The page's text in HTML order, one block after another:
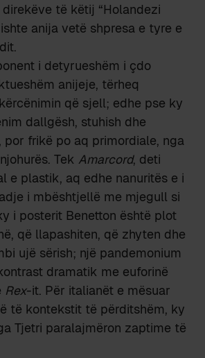
të këtij “Holandezi
anija vetë shpresa e tyre e
i detyrueshëm i çdo
anijeje, tërheq
që sjell; edhe pse ky
dallgësh, stuhish dhe
por frikë po aq primordiale, nga
Tek Amarcord, deti
e plastik, aq edhe nanuritës e i
i mbështjellë me mjegull si
i posterit Benetton është plot
që llapashiten, që zhyten dhe
ujë sërish; një pandemonium
dramatik me euforinë
Rex-it. Për italianët e mësuar
të kontekstit të përditshëm, ky
Tjetri paralajmëron zaptime të